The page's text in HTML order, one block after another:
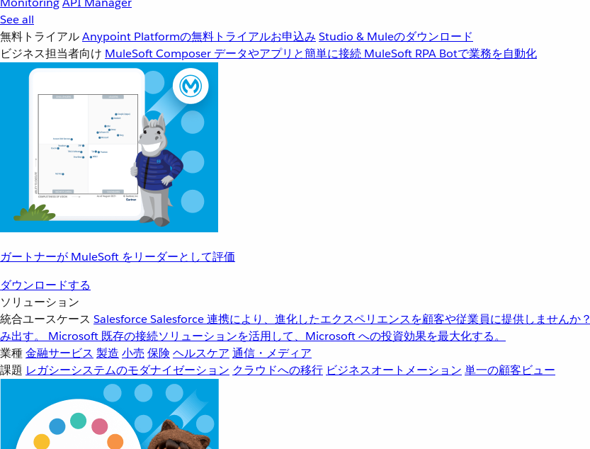
See all
無料トライアルAnypoint Platformの無料トライアルお申込み Studio & Muleのダウンロード
ビジネス担当者向け MuleSoft Composer データやアプリと簡単に接続 MuleSoft RPA Botで業務を自動化
ガートナーが MuleSoft をリーダーとして評価
ダウンロードする
ソリューション
統合ユースケース SalesforceSalesforce 連携により、進化したエクスペリエンスを顧客や従業員に提供しませんか？
み出す。
Microsoft 既存の接続ソリューションを活用して、Microsoft への投資効果を最大化する。
業種金融サービス 製造 小売 保険 ヘルスケア 通信・メディア
課題 レガシーシステムのモダナイゼーション クラウドへの移行 ビジネスオートメーション 単一の顧客ビュー